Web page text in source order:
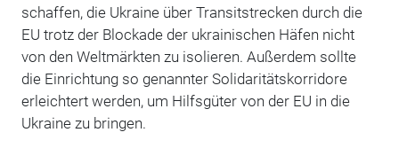
schaffen, die Ukraine über Transitstrecken durch die
EU trotz der Blockade der ukrainischen Häfen nicht
von den Weltmärkten zu isolieren. Außerdem sollte
die Einrichtung so genannter Solidaritätskorridore
erleichtert werden, um Hilfsgüter von der EU in die
Ukraine zu bringen.